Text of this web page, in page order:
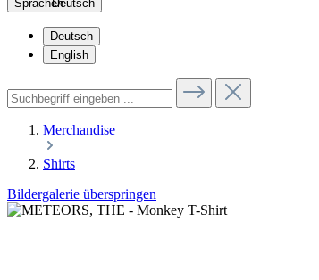
Deutsch
Deutsch
English
Merchandise
Shirts
Bildergalerie überspringen